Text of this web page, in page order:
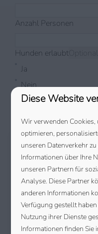
Anzahl Personen
Hunden erlaubt
Ja
Nein
Nachricht Optional
Gesichert durch reCaptcha,
Servicebedingungengelten.
Möchten Sie sich
Urlaubszeitraum
2027 sichern? Über
eine unverbindliche
Diese Website
Wir verwenden Cookies,
optimieren,
unseren Datenverkehr
Informationen über Ihre
unseren Partnern für
Analyse. Diese Partner
anderen Informationen
Verfügung gestellt
Nutzung ihrer Dienste
Informationen finden Sie